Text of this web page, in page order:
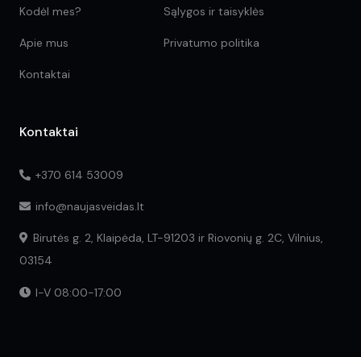
Kodėl mes?
Apie mus
Kontaktai
Sąlygos ir taisyklės
Privatumo politika
Kontaktai
+370 614 53009
info@naujasveidas.lt
Birutės g. 2, Klaipėda, LT-91203 ir Riovonių g. 2C, Vilnius,
03154
I-V 08:00-17:00